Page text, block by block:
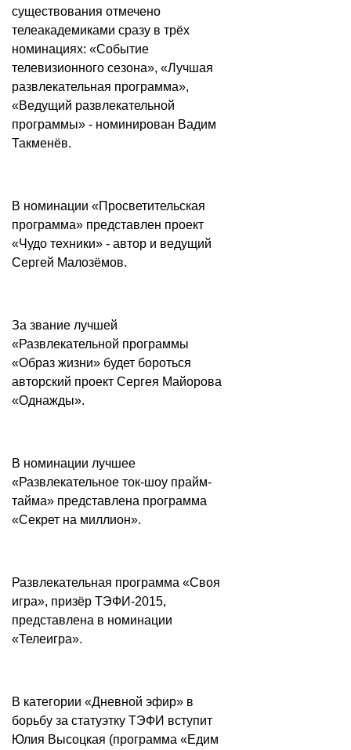
существования отмечено
телеакадемиками сразу в трёх
номинациях: «Событие
телевизионного сезона», «Лучшая
развлекательная программа»,
«Ведущий развлекательной
программы» - номинирован Вадим
Такменёв.
В номинации «Просветительская
программа» представлен проект
«Чудо техники» - автор и ведущий
Сергей Малозёмов.
За звание лучшей
«Развлекательной программы
«Образ жизни» будет бороться
авторский проект Сергея Майорова
«Однажды».
В номинации лучшее
«Развлекательное ток-шоу прайм-
тайма» представлена программа
«Секрет на миллион».
Развлекательная программа «Своя
игра», призёр ТЭФИ-2015,
представлена в номинации
«Телеигра».
В категории «Дневной эфир» в
борьбу за статуэтку ТЭФИ вступит
Юлия Высоцкая (программа «Едим